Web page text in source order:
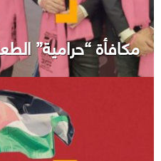
مكافأة “حرامية”